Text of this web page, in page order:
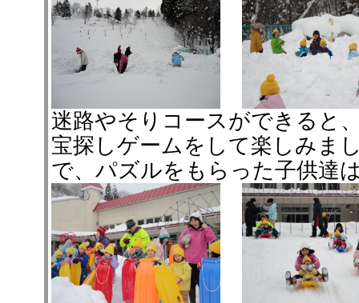
迷路やそりコースができると
宝探しゲームをして楽しみま
で、パズルをもらった子供達